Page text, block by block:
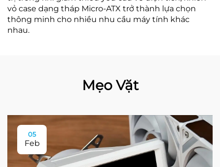
vỏ case dạng tháp Micro-ATX trở thành lựa chọn
thông minh cho nhiều nhu cầu máy tính khác
nhau.
Mẹo Vặt
05
Feb